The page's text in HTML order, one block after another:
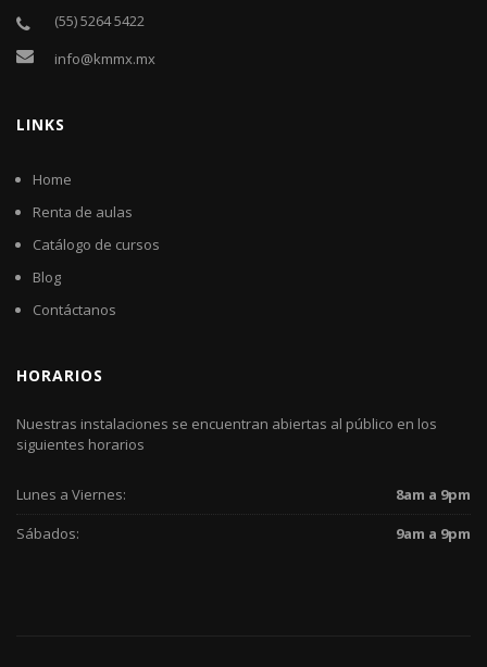
(55) 5264 5422
info@kmmx.mx
LINKS
Home
Renta de aulas
Catálogo de cursos
Blog
Contáctanos
HORARIOS
Nuestras instalaciones se encuentran abiertas al público en los
siguientes horarios
Lunes a Viernes:
8am a 9pm
Sábados:
9am a 9pm